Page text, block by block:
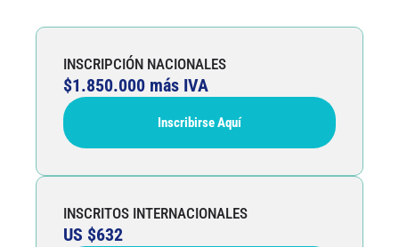
INSCRIPCIÓN NACIONALES
$1.850.000 más IVA
Inscribirse Aquí
INSCRITOS INTERNACIONALES
US $632